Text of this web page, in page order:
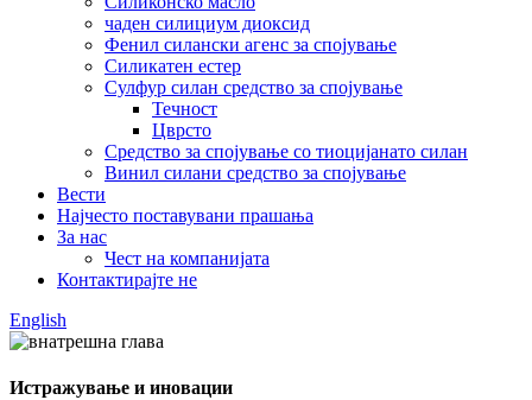
чаден силициум диоксид
Фенил силански агенс за спојување
Силикатен естер
Сулфур силан средство за спојување
Течност
Цврсто
Средство за спојување со тиоцијанато силан
Винил силани средство за спојување
Вести
Најчесто поставувани прашања
За нас
Чест на компанијата
Контактирајте не
English
Истражување и иновации